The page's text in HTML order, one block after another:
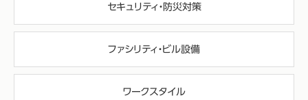
セキュリティ・防災対策
ファシリティ・ビル設備
ワークスタイル